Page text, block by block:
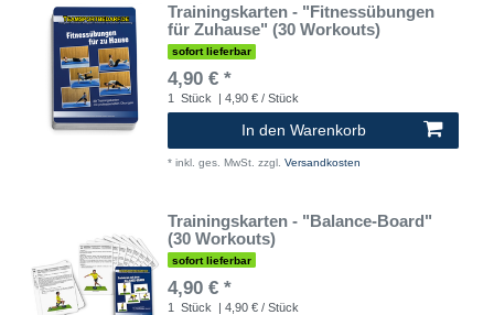
Trainingskarten - "Fitnessübungen
für Zuhause" (30 Workouts)
sofort lieferbar
4,90 € *
1 Stück | 4,90 € / Stück
In den Warenkorb
* inkl. ges. MwSt. zzgl. Versandkosten
Trainingskarten - "Balance-Board"
(30 Workouts)
sofort lieferbar
4,90 € *
1 Stück | 4,90 € / Stück